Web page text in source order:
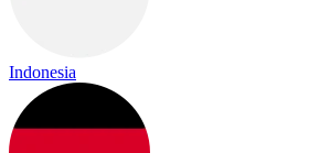
Indonesia